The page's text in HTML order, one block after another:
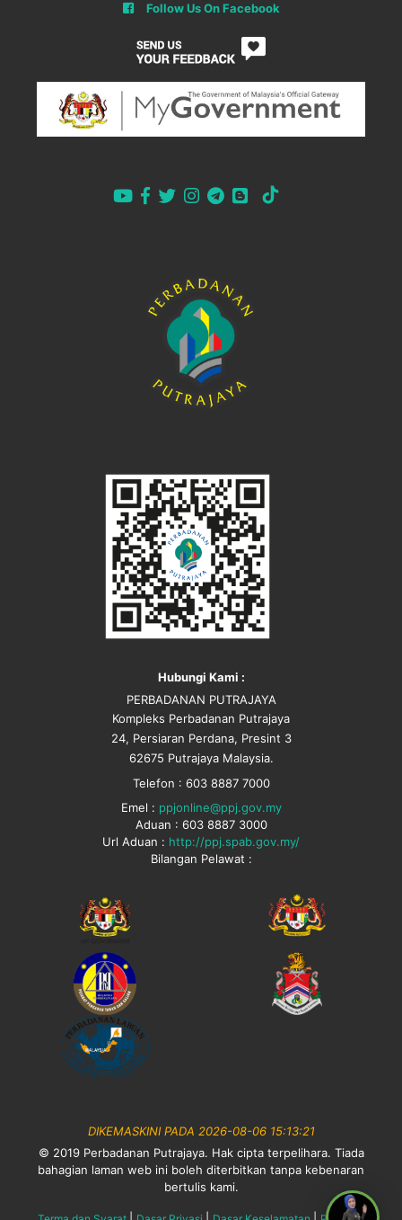
Follow Us On Facebook
Hubungi Kami :
PERBADANAN PUTRAJAYA
Kompleks Perbadanan Putrajaya
24, Persiaran Perdana, Presint 3
62675 Putrajaya Malaysia.
Telefon : 603 8887 7000
Emel : ppjonline@ppj.gov.my
Aduan : 603 8887 3000
Url Aduan : http://ppj.spab.gov.my/
Bilangan Pelawat :
DIKEMASKINI PADA 2026-08-06 15:13:21
© 2019 Perbadanan Putrajaya. Hak cipta terpelihara. Tiada
bahagian laman web ini boleh diterbitkan tanpa kebenaran
bertulis kami.